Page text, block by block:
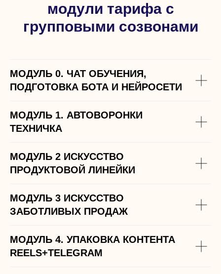
модули тарифа с
групповыми созвонами
МОДУЛЬ 0. ЧАТ ОБУЧЕНИЯ,
ПОДГОТОВКА БОТА И НЕЙРОСЕТИ
МОДУЛЬ 1. АВТОВОРОНКИ
ТЕХНИЧКА
МОДУЛЬ 2 ИСКУССТВО
ПРОДУКТОВОЙ ЛИНЕЙКИ
МОДУЛЬ 3 ИСКУССТВО
ЗАБОТЛИВЫХ ПРОДАЖ
МОДУЛЬ 4. УПАКОВКА КОНТЕНТА
REELS+TELEGRAM